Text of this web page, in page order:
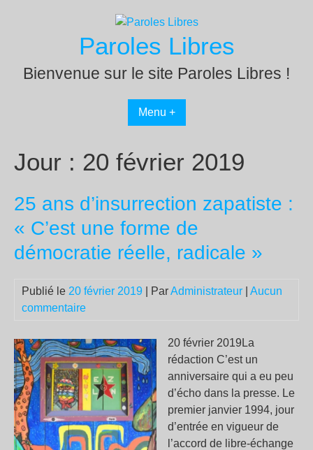
Paroles Libres
Bienvenue sur le site Paroles Libres !
Menu +
Jour : 20 février 2019
25 ans d’insurrection zapatiste :
« C’est une forme de
démocratie réelle, radicale »
Publié le 20 février 2019 | ParAdministrateur
Aucun
commentaire
20 février 2019La
rédaction C’est un
anniversaire qui a eu peu
d’écho dans la presse. Le
premier janvier 1994, jour
d’entrée en vigueur de
l’accord de libre-échange